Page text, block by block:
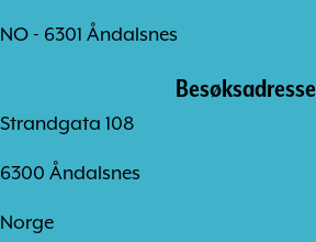
NO - 6301 Åndalsnes
Besøksadresse
Strandgata 108
6300 Åndalsnes
Norge